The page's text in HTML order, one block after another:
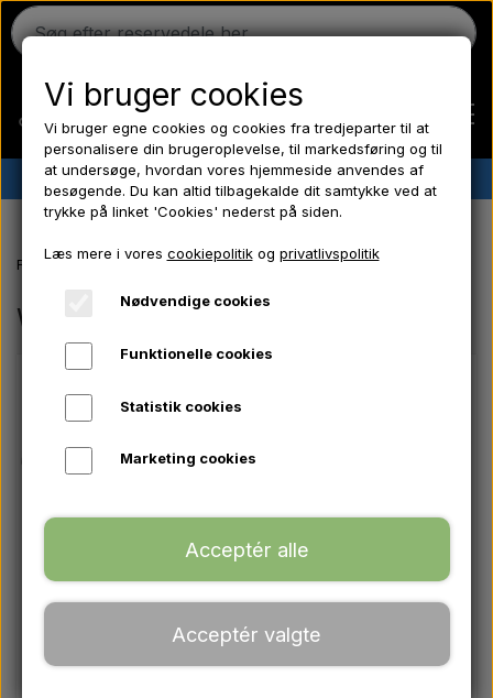
Ferguson
Massey Ferguson
Trækbomme - Topstænger mv.
Traktordæk
✔︎ Dansk lager✔︎ Hurtig levering ✔︎ Lave priser
Forside
Webshop
Vi bruger cookies
Vi bruger egne cookies og cookies fra tredjeparter til at
personalisere din brugeroplevelse, til markedsføring og til
at undersøge, hvordan vores hjemmeside anvendes af
besøgende. Du kan altid tilbagekalde dit samtykke ved at
trykke på linket 'Cookies' nederst på siden.
Læs mere i vores cookiepolitikog privatlivspolitik
Nødvendige cookies
Funktionelle cookies
Statistik cookies
Marketing cookies
Acceptér alle
Acceptér valgte